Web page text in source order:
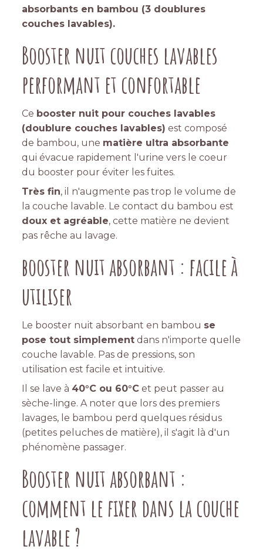
absorbants en bambou (3 doublures
couches lavables).
Booster nuit couches lavables
performant et confortable
Ce booster nuit pour couches lavables
(doublure couches lavables) est composé
de bambou, une matière ultra absorbante
qui évacue rapidement l'urine vers le coeur
du booster pour éviter les fuites.
Très fin, il n'augmente pas trop le volume de
la couche lavable. Le contact du bambou est
doux et agréable, cette matière ne devient
pas rêche au lavage.
booster nuit absorbant : facile à
utiliser
Le booster nuit absorbant en bambou se
pose tout simplement dans n'importe quelle
couche lavable. Pas de pressions, son
utilisation est facile et intuitive.
Il se lave à 40°C ou 60°C et peut passer au
sèche-linge. A noter que lors des premiers
lavages, le bambou perd quelques résidus
(petites peluches de matière), il s'agit là d'un
phénomène passager.
Booster nuit absorbant :
comment le fixer dans la couche
lavable ?